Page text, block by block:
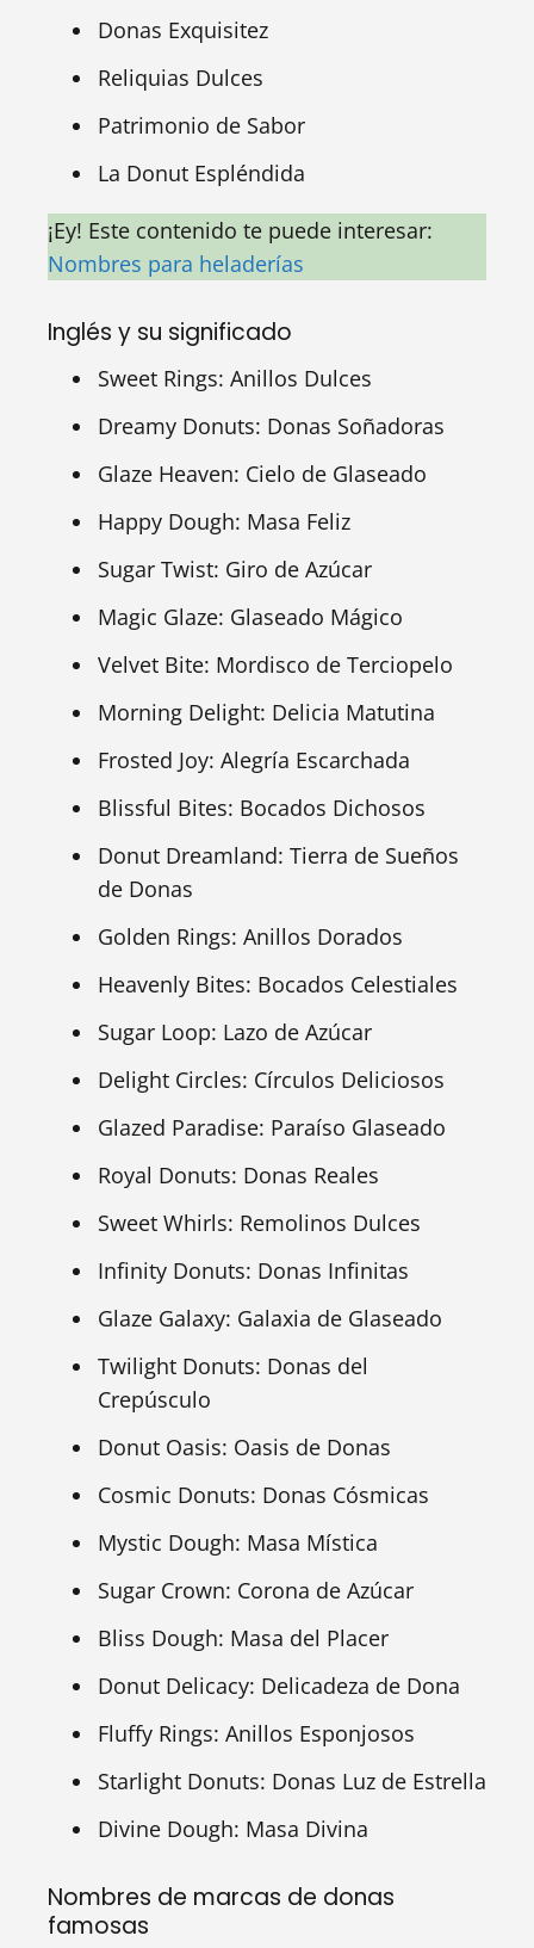
Donas Exquisitez
Reliquias Dulces
Patrimonio de Sabor
La Donut Espléndida
¡Ey! Este contenido te puede interesar:
Nombres para heladerías
Inglés y su significado
Sweet Rings: Anillos Dulces
Dreamy Donuts: Donas Soñadoras
Glaze Heaven: Cielo de Glaseado
Happy Dough: Masa Feliz
Sugar Twist: Giro de Azúcar
Magic Glaze: Glaseado Mágico
Velvet Bite: Mordisco de Terciopelo
Morning Delight: Delicia Matutina
Frosted Joy: Alegría Escarchada
Blissful Bites: Bocados Dichosos
Donut Dreamland: Tierra de Sueños
de Donas
Golden Rings: Anillos Dorados
Heavenly Bites: Bocados Celestiales
Sugar Loop: Lazo de Azúcar
Delight Circles: Círculos Deliciosos
Glazed Paradise: Paraíso Glaseado
Royal Donuts: Donas Reales
Sweet Whirls: Remolinos Dulces
Infinity Donuts: Donas Infinitas
Glaze Galaxy: Galaxia de Glaseado
Twilight Donuts: Donas del
Crepúsculo
Donut Oasis: Oasis de Donas
Cosmic Donuts: Donas Cósmicas
Mystic Dough: Masa Mística
Sugar Crown: Corona de Azúcar
Bliss Dough: Masa del Placer
Donut Delicacy: Delicadeza de Dona
Fluffy Rings: Anillos Esponjosos
Starlight Donuts: Donas Luz de Estrella
Divine Dough: Masa Divina
Nombres de marcas de donas
famosas